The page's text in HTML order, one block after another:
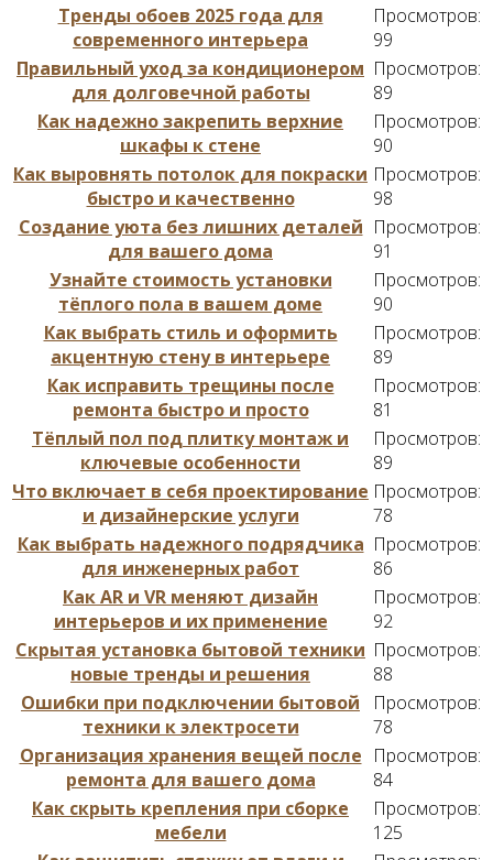
Тренды обоев 2025 года для
современного интерьера
Просмотров:
99
Правильный уход за кондиционером
для долговечной работы
Просмотров:
89
Как надежно закрепить верхние
шкафы к стене
Просмотров:
90
Как выровнять потолок для покраски
быстро и качественно
Просмотров:
98
Создание уюта без лишних деталей
для вашего дома
Просмотров:
91
Узнайте стоимость установки
тёплого пола в вашем доме
Просмотров:
90
Как выбрать стиль и оформить
акцентную стену в интерьере
Просмотров:
89
Как исправить трещины после
ремонта быстро и просто
Просмотров:
81
Тёплый пол под плитку монтаж и
ключевые особенности
Просмотров:
89
Что включает в себя проектирование
и дизайнерские услуги
Просмотров:
78
Как выбрать надежного подрядчика
для инженерных работ
Просмотров:
86
Как AR и VR меняют дизайн
интерьеров и их применение
Просмотров:
92
Скрытая установка бытовой техники
новые тренды и решения
Просмотров:
88
Ошибки при подключении бытовой
техники к электросети
Просмотров:
78
Организация хранения вещей после
ремонта для вашего дома
Просмотров:
84
Как скрыть крепления при сборке
мебели
Просмотров:
125